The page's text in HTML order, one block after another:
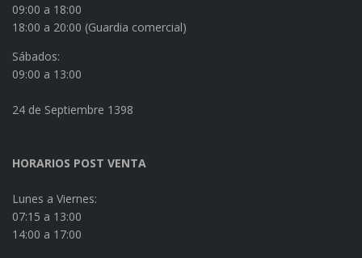
09:00 a 18:00
18:00 a 20:00 (Guardia comercial)
Sábados:
09:00 a 13:00
24 de Septiembre 1398
HORARIOS POST VENTA
Lunes a Viernes:
07:15 a 13:00
14:00 a 17:00